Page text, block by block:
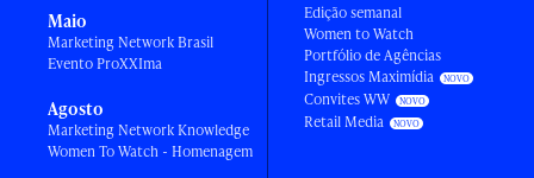
Maio
Marketing Network Brasil
Evento ProXXIma
Agosto
Marketing Network Knowledge
Women To Watch - Homenagem
Edição semanal
Women to Watch
Portfólio de Agências
Ingressos Maximídia
Convites WW
Retail Media